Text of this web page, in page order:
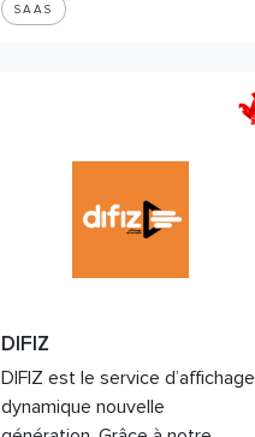
SAAS
DIFIZ
DIFIZ est le service d’affichage
dynamique nouvelle